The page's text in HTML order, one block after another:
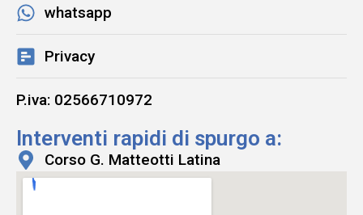
whatsapp
Privacy
P.iva: 02566710972
Interventi rapidi di spurgo a:
Corso G. Matteotti Latina